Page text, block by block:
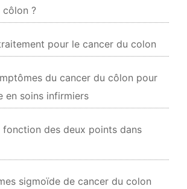
côlon ?
pour le cancer du colon
du cancer du côlon pour
en soins infirmiers
fonction des deux points dans
sigmoïde de cancer du colon